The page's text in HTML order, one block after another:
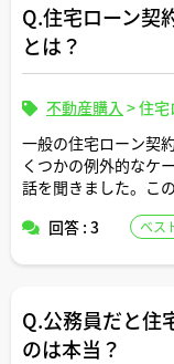
貯蓄:約700万円
です。
不動産営業の方や、
すが、
ました。
よろしくお願いしま
Q.住宅ローン契
とは？
不動産購入 >住宅
一般の住宅ローン契
くつかの例外的なケ
話を聞きました。こ
回答 : 3
ベス
Q.公務員だと住
のは本当？